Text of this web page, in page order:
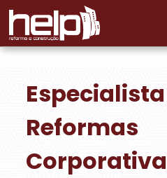
Reformas